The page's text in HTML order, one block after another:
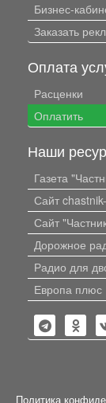
Бизнес-
Заказать
Оплата
Расценки
Оплатить
Наши
Газета
Сайт
Сайт
Дорожное
Радио для
Европа плюс
Политика